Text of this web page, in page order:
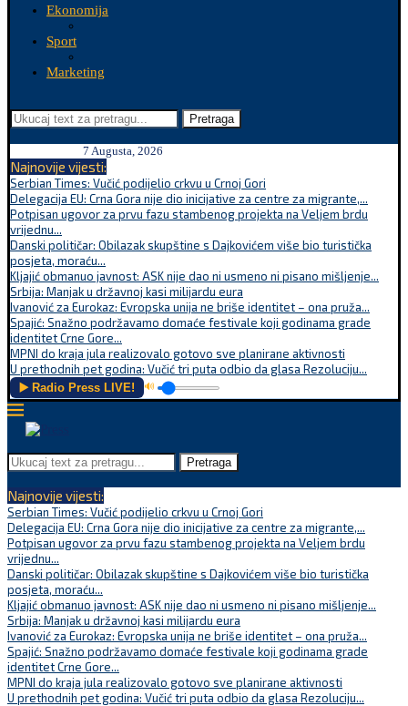
Ekonomija
Sport
Marketing
Pretraga
7 Augusta, 2026
Najnovije vijesti:
Serbian Times: Vučić podijelio crkvu u Crnoj Gori
Delegacija EU: Crna Gora nije dio inicijative za centre za migrante,...
Potpisan ugovor za prvu fazu stambenog projekta na Veljem brdu
vrijednu...
Danski političar: Obilazak skupštine s Dajkovićem više bio turistička
posjeta, moraću...
Kljajić obmanuo javnost: ASK nije dao ni usmeno ni pisano mišljenje...
Srbija: Manjak u državnoj kasi milijardu eura
Ivanović za Eurokaz: Evropska unija ne briše identitet – ona pruža...
Spajić: Snažno podržavamo domaće festivale koji godinama grade
identitet Crne Gore...
MPNI do kraja jula realizovalo gotovo sve planirane aktivnosti
U prethodnih pet godina: Vučić tri puta odbio da glasa Rezoluciju...
▶️ Radio Press LIVE! 🔊
Pretraga
Najnovije vijesti:
Serbian Times: Vučić podijelio crkvu u Crnoj Gori
Delegacija EU: Crna Gora nije dio inicijative za centre za migrante,...
Potpisan ugovor za prvu fazu stambenog projekta na Veljem brdu
vrijednu...
Danski političar: Obilazak skupštine s Dajkovićem više bio turistička
posjeta, moraću...
Kljajić obmanuo javnost: ASK nije dao ni usmeno ni pisano mišljenje...
Srbija: Manjak u državnoj kasi milijardu eura
Ivanović za Eurokaz: Evropska unija ne briše identitet – ona pruža...
Spajić: Snažno podržavamo domaće festivale koji godinama grade
identitet Crne Gore...
MPNI do kraja jula realizovalo gotovo sve planirane aktivnosti
U prethodnih pet godina: Vučić tri puta odbio da glasa Rezoluciju...